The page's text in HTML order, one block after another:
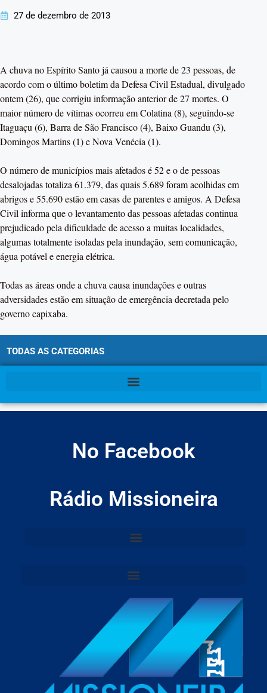
27 de dezembro de 2013
A chuva no Espírito Santo já causou a morte de 23 pessoas, de
acordo com o último boletim da Defesa Civil Estadual, divulgado
ontem (26), que corrigiu informação anterior de 27 mortes. O
maior número de vítimas ocorreu em Colatina (8), seguindo-se
Itaguaçu (6), Barra de São Francisco (4), Baixo Guandu (3),
Domingos Martins (1) e Nova Venécia (1).
O número de municípios mais afetados é 52 e o de pessoas
desalojadas totaliza 61.379, das quais 5.689 foram acolhidas em
abrigos e 55.690 estão em casas de parentes e amigos. A Defesa
Civil informa que o levantamento das pessoas afetadas continua
prejudicado pela dificuldade de acesso a muitas localidades,
algumas totalmente isoladas pela inundação, sem comunicação,
água potável e energia elétrica.
Todas as áreas onde a chuva causa inundações e outras
adversidades estão em situação de emergência decretada pelo
governo capixaba.
TODAS AS CATEGORIAS
No Facebook
Rádio Missioneira